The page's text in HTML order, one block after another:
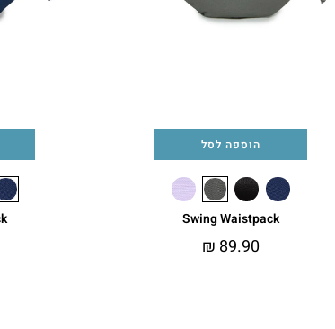
הוספה לסל
Swing Waistpack
₪ 89.90